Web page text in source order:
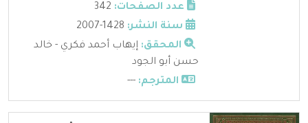
عدد الصفحات:
سنة النشر:
المحقق: إيهاب أحمد فكري - خالد
حسن أبو الجود
المترجم: ---